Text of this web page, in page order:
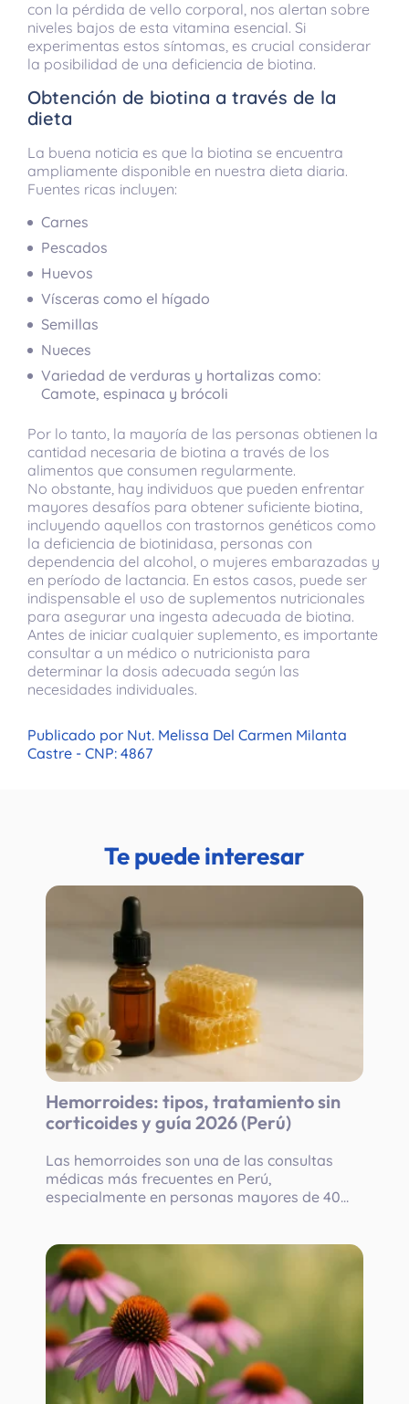
con la pérdida de vello corporal, nos alertan sobre
niveles bajos de esta vitamina esencial. Si
experimentas estos síntomas, es crucial considerar
la posibilidad de una deficiencia de biotina.
Obtención de biotina a través de la
dieta
La buena noticia es que la biotina se encuentra
ampliamente disponible en nuestra dieta diaria.
Fuentes ricas incluyen:
Carnes
Pescados
Huevos
Vísceras como el hígado
Semillas
Nueces
Variedad de verduras y hortalizas como:
Camote, espinaca y brócoli
Por lo tanto, la mayoría de las personas obtienen la
cantidad necesaria de biotina a través de los
alimentos que consumen regularmente.
No obstante, hay individuos que pueden enfrentar
mayores desafíos para obtener suficiente biotina,
incluyendo aquellos con trastornos genéticos como
la deficiencia de biotinidasa, personas con
dependencia del alcohol, o mujeres embarazadas y
en período de lactancia. En estos casos, puede ser
indispensable el uso de suplementos nutricionales
para asegurar una ingesta adecuada de biotina.
Antes de iniciar cualquier suplemento, es importante
consultar a un médico o nutricionista para
determinar la dosis adecuada según las
necesidades individuales.
Publicado por Nut. Melissa Del Carmen Milanta
Castre - CNP: 4867
Te puede interesar
Hemorroides: tipos, tratamiento sin
corticoides y guía 2026 (Perú)
Las hemorroides son una de las consultas
médicas más frecuentes en Perú,
especialmente en personas mayores de 40
condición es...